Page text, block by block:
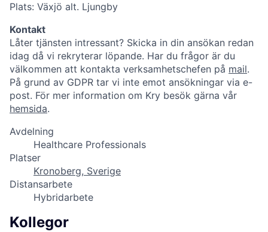
Plats: Växjö alt. Ljungby
Kontakt
Låter tjänsten intressant? Skicka in din ansökan redan
idag då vi rekryterar löpande. Har du frågor är du
välkommen att kontakta verksamhetschefen på mail.
På grund av GDPR tar vi inte emot ansökningar via e-
post. För mer information om Kry besök gärna vår
hemsida.
Avdelning
Healthcare Professionals
Platser
Kronoberg, Sverige
Distansarbete
Hybridarbete
Kollegor